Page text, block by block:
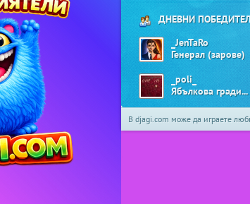
ДНЕВНИ
_JenTaRo
Генерал (зарове)
_poli_
Ябълкова градина
В djagi.com може да играете